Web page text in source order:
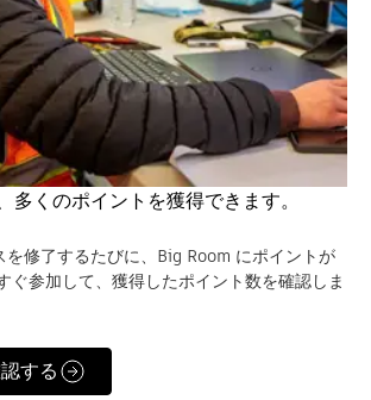
多くのポイントを獲得できます。
を修了するたびに、Big Room にポイントが
ぐ参加して、獲得したポイント数を確認しま
する